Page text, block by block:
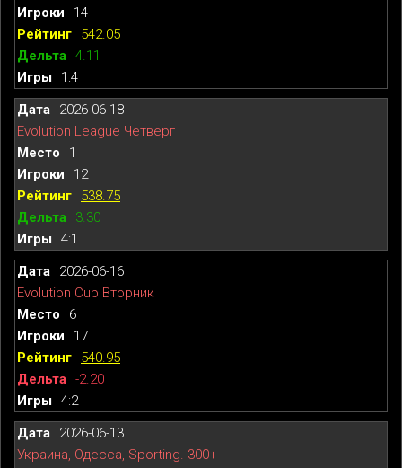
14
542.05
4.11
1:4
2026-06-18
Evolution League Четверг
1
12
538.75
3.30
4:1
2026-06-16
Evolution Cup Вторник
6
17
540.95
-2.20
4:2
2026-06-13
Украина, Одесса, Sporting. 300+